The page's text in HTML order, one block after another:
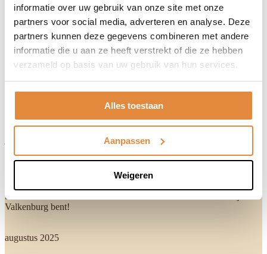
informatie over uw gebruik van onze site met onze
partners voor social media, adverteren en analyse. Deze
partners kunnen deze gegevens combineren met andere
informatie die u aan ze heeft verstrekt of die ze hebben
verzameld op basis van uw gebruik van hun services.
Alles toestaan
Aanpassen
Weigeren
4,3 op basis van 7,5K reviews
Jeroen Bolhuis
Diana Bastiaansen
bestuurder van de trein. Het is een aanrader om te beleven als je in
Valkenburg bent!
augustus 2025